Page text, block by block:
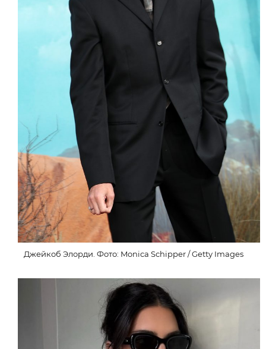
Джейкоб Элорди. Фото: Monica Schipper / Getty Images